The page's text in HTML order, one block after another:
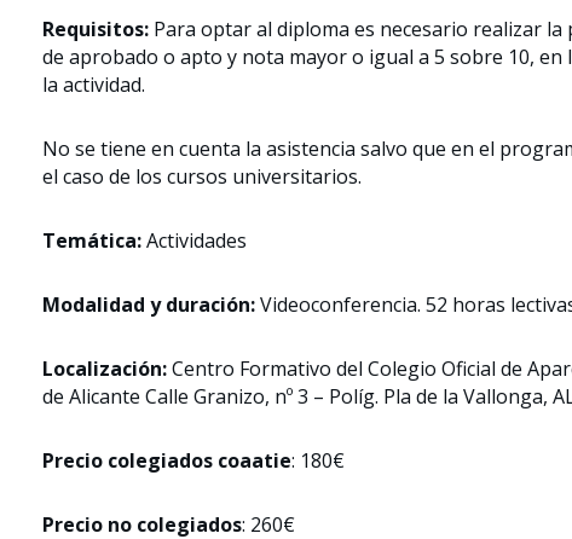
Requisitos: Para optar al diploma es necesario realizar
de aprobado o apto y nota mayor o igual a 5 sobre 10,
la actividad.
No se tiene en cuenta la asistencia salvo que en el
el caso de los cursos universitarios.
Temática:Actividades
Modalidad y duración:Videoconferencia. 52 horas
Localización:Centro Formativo del Colegio Oficial de
de Alicante Calle Granizo, nº 3 – Políg. Pla de la Vallonga,
Precio colegiados coaatie: 180€
Precio no colegiados: 260€